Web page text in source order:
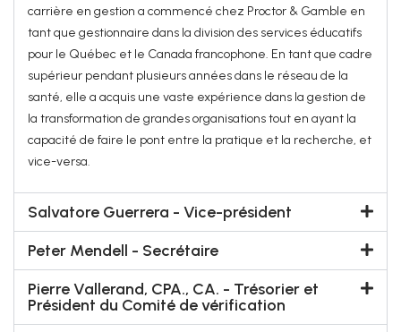
carrière en gestion a commencé chez Proctor & Gamble en
tant que gestionnaire dans la division des services éducatifs
pour le Québec et le Canada francophone. En tant que cadre
supérieur pendant plusieurs années dans le réseau de la
santé, elle a acquis une vaste expérience dans la gestion de
la transformation de grandes organisations tout en ayant la
capacité de faire le pont entre la pratique et la recherche, et
vice-versa.
Salvatore Guerrera - Vice-président
Peter Mendell - Secrétaire
Pierre Vallerand, CPA., CA. - Trésorier et
Président du Comité de vérification